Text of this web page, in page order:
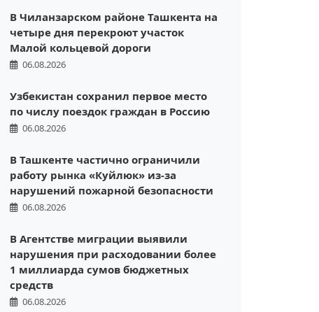
В Чиланзарском районе Ташкента на
четыре дня перекроют участок
Малой кольцевой дороги
06.08.2026
Узбекистан сохранил первое место
по числу поездок граждан в Россию
06.08.2026
В Ташкенте частично ограничили
работу рынка «Куйлюк» из-за
нарушений пожарной безопасности
06.08.2026
В Агентстве миграции выявили
нарушения при расходовании более
1 миллиарда сумов бюджетных
средств
06.08.2026